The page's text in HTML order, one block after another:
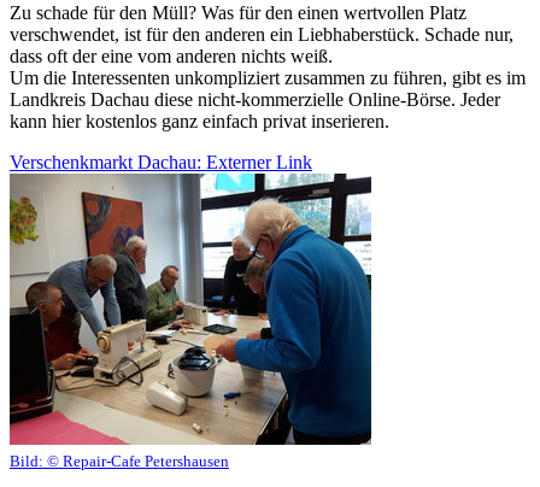
Zu schade für den Müll? Was für den einen wertvollen Platz
verschwendet, ist für den anderen ein Liebhaberstück. Schade nur,
dass oft der eine vom anderen nichts weiß.
Um die Interessenten unkompliziert zusammen zu führen, gibt es im
Landkreis Dachau diese nicht-kommerzielle Online-Börse. Jeder
kann hier kostenlos ganz einfach privat inserieren.
Verschenkmarkt Dachau: Externer Link
Bild: © Repair-Cafe Petershausen